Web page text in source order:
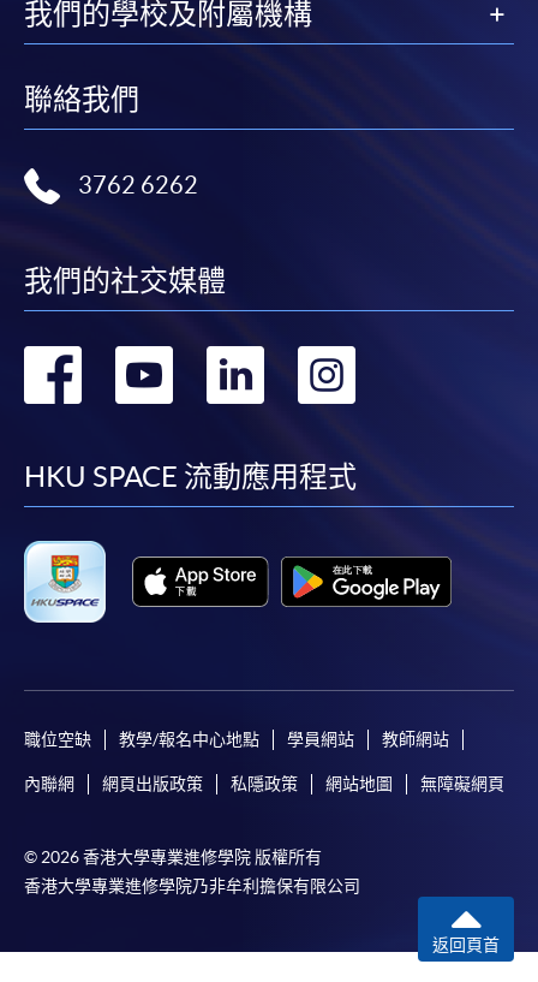
我們的學校及附屬機構
聯絡我們
3762 6262
我們的社交媒體
轉
facebook
轉
youtube
轉
linkedin
HKU SPACE 流動應用程式
職位空缺 教學/報名中心地點 學員網站 教師網站
內聯網 網頁出版政策 私隱政策 網站地圖 無障礙網頁
© 2026 香港大學專業進修學院 版權所有
香港大學專業進修學院乃非牟利擔保有限公司
返回頁首